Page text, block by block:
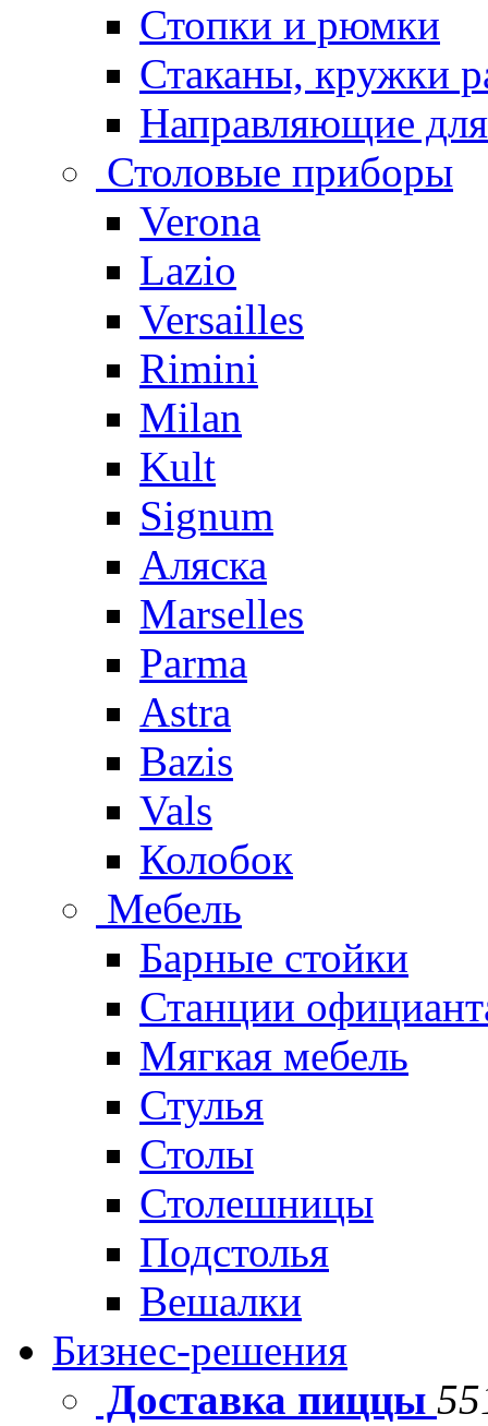
Стопки и рюмки
Стаканы, кружки
Направляющие
Столовые приборы
Verona
Lazio
Versailles
Rimini
Milan
Kult
Signum
Аляска
Marselles
Parma
Astra
Bazis
Vals
Колобок
Мебель
Барные стойки
Станции
Мягкая мебель
Стулья
Столы
Столешницы
Подстолья
Вешалки
Бизнес-решения
Доставка пиццы